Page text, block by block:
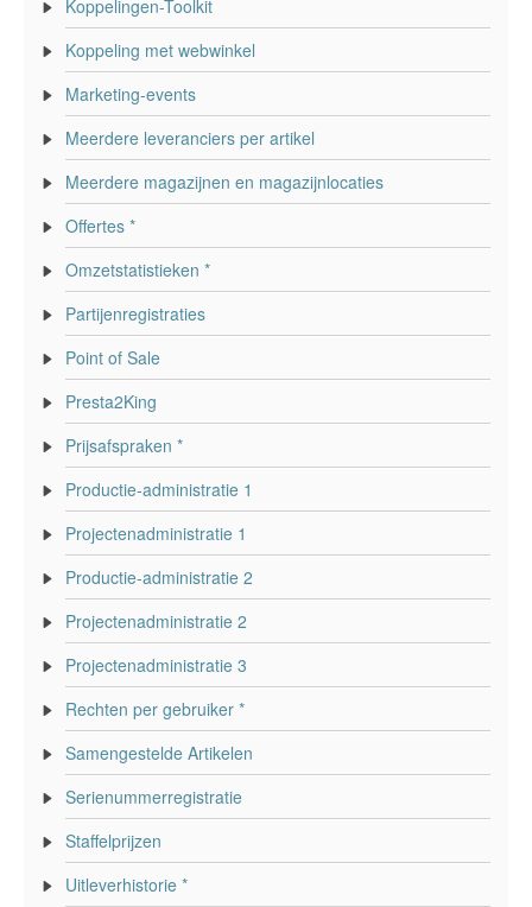
Koppelingen-Toolkit
Koppeling met webwinkel
Marketing-events
Meerdere leveranciers per artikel
Meerdere magazijnen en magazijnlocaties
Offertes *
Omzetstatistieken *
Partijenregistraties
Point of Sale
Presta2King
Prijsafspraken *
Productie-administratie 1
Projectenadministratie 1
Productie-administratie 2
Projectenadministratie 2
Projectenadministratie 3
Rechten per gebruiker *
Samengestelde Artikelen
Serienummerregistratie
Staffelprijzen
Uitleverhistorie *